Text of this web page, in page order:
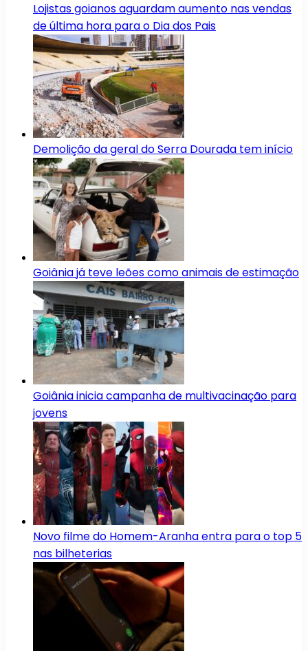
Lojistas goianos aguardam aumento nas vendas
de última hora para o Dia dos Pais
Demolição da geral do Serra Dourada tem início
Goiânia já teve leões como animais de estimação
Goiânia inicia campanha de multivacinação para
jovens
Novo filme do Homem-Aranha entra para o top 5
nas bilheterias